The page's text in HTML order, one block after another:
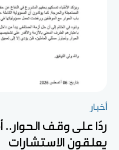
أخبار
ردّا على وقف
يعلقون الاستشارات